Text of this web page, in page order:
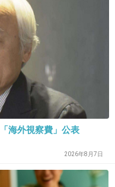
で固定されてる
クー
海外視察費」公表
2026年8月7日